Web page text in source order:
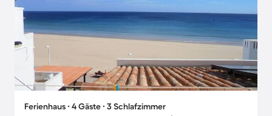
Ferienhaus ∙ 4 Gäste ∙ 3 Schlafzimmer